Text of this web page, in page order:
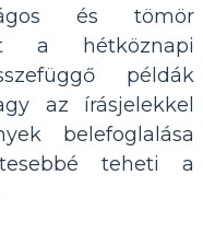
és tömör
a hétköznapi
példák
az írásjelekkel
belefoglalása
teheti a